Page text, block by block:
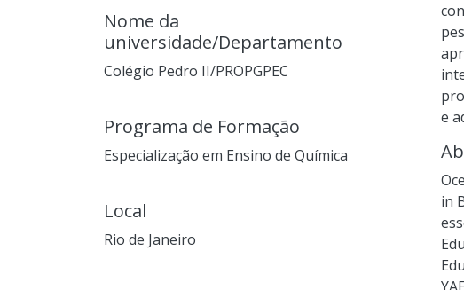
Nome da
universidade/Departamento
Colégio Pedro II/PROPGPEC
Programa de Formação
Especialização em Ensino de Química
Local
Rio de Janeiro
e
in